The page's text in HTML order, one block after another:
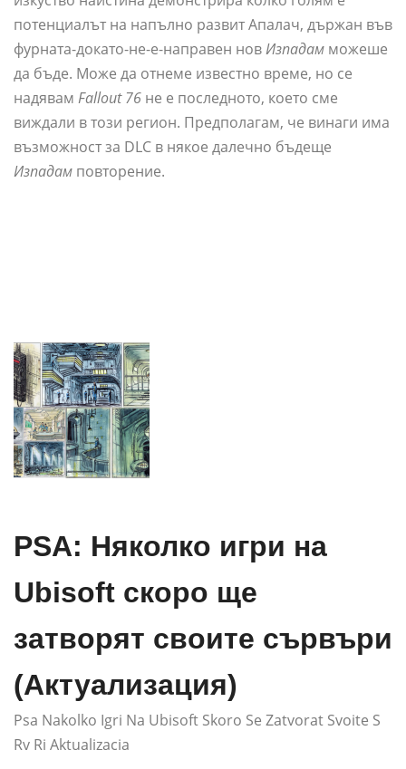
потенциалът на напълно развит Апалач, държан във
фурната-докато-не-е-направен новИзпадам можеше
да бъде. Може да отнеме известно време, но се
надявам Fallout 76 не е последното, което сме
виждали в този регион. Предполагам, че винаги има
възможност за DLC в някое далечно бъдеще
Изпадам повторение.
PSA: Няколко игри на
Ubisoft скоро ще
затворят своите сървъри
(Актуализация)
Psa Nakolko Igri Na Ubisoft Skoro Se Zatvorat Svoite S
Rv Ri Aktualizacia